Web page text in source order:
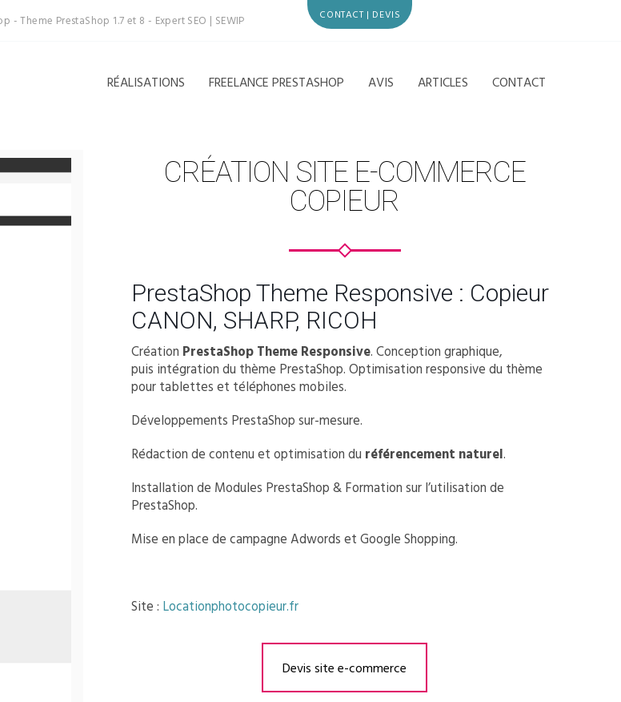
Theme PrestaShop 1.7 et 8 - Expert SEO | SEWIP CONTACT | DEVIS
RÉALISATIONS FREELANCE PRESTASHOP AVIS ARTICLES CONTACT
CRÉATION SITE E-COMMERCE
COPIEUR
PrestaShop Theme Responsive : Copieur
CANON, SHARP, RICOH
Création PrestaShop Theme Responsive. Conception graphique,
puis intégration du thème PrestaShop. Optimisation responsive du thème
pour tablettes et téléphones mobiles.
Développements PrestaShop sur-mesure.
Rédaction de contenu et optimisation du référencement naturel.
Installation de Modules PrestaShop & Formation sur l’utilisation de
PrestaShop.
Mise en place de campagne Adwords et Google Shopping.
Site : Locationphotocopieur.fr
Devis site e-commerce